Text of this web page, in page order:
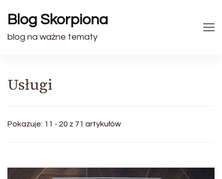
Blog Skorpiona
blog na ważne tematy
Usługi
Pokazuje: 11 - 20 z 71 artykułów